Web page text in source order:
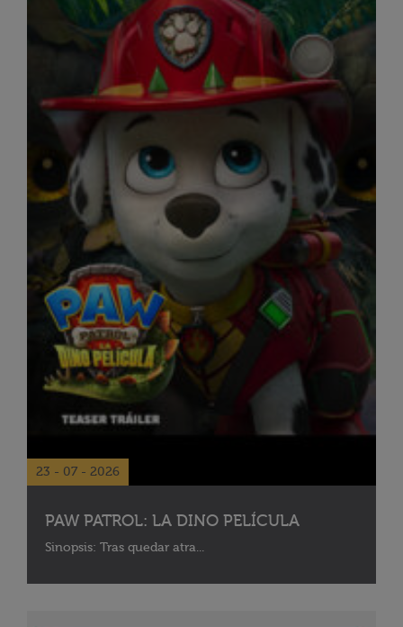
23 - 07 - 2026
PAW PATROL: LA DINO PELÍCULA
Sinopsis: Tras quedar atra...